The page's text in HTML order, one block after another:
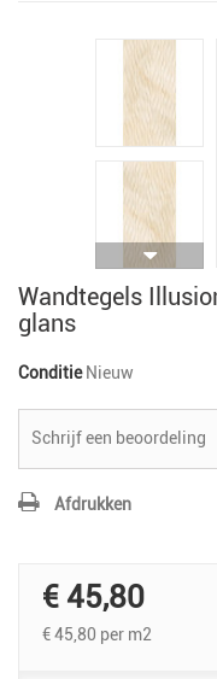
Wandtegels
glans
Conditie Nieuw
Schrijf een beoordeling
Afdrukken
€ 45,80
€ 45,80 per m2